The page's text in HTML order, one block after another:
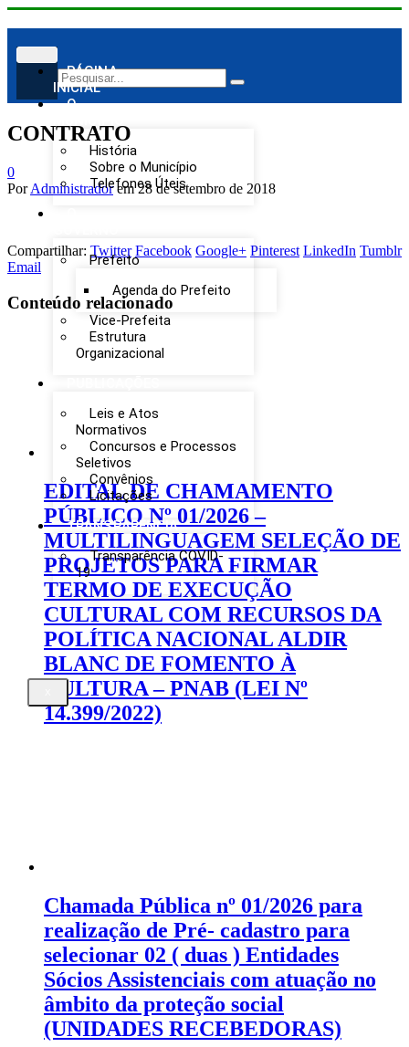
PÁGINA
INICIAL
O
História
Sobre o Município
Telefones Úteis
Prefeito
Agenda do Prefeito
Vice-Prefeita
Estrutura
Organizacional
Leis e Atos
Normativos
Concursos e Processos
Seletivos
Convênios
Licitações
TRANSPARÊNCIA
Transparência COVID-
19
CONTRATO
0
PorAdministrador em28 de setembro de 2018
Compartilhar: Twitter Facebook Google+ Pinterest LinkedIn Tumblr
Email
Conteúdo relacionado
EDITAL DE CHAMAMENTO
PÚBLICO Nº 01/2026 –
MULTILINGUAGEM SELEÇÃO DE
PROJETOS PARA FIRMAR
TERMO DE EXECUÇÃO
CULTURAL COM RECURSOS DA
POLÍTICA NACIONAL ALDIR
BLANC DE FOMENTO À
CULTURA – PNAB (LEI Nº
14.399/2022)
Chamada Pública nº 01/2026 para
realização de Pré- cadastro para
selecionar 02 ( duas ) Entidades
Sócios Assistenciais com atuação no
âmbito da proteção social
(UNIDADES RECEBEDORAS)